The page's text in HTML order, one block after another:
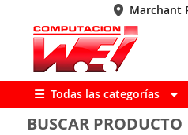
Marchant
Todas las categorías
BUSCAR PRODUCTO